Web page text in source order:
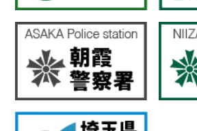
【番組情報】8月7日(金)デッキーの
【和光市のイベント】8月11日(火・
響楽団第23回演奏会 [第1983回トヨ
ンサート]
2026.07.31